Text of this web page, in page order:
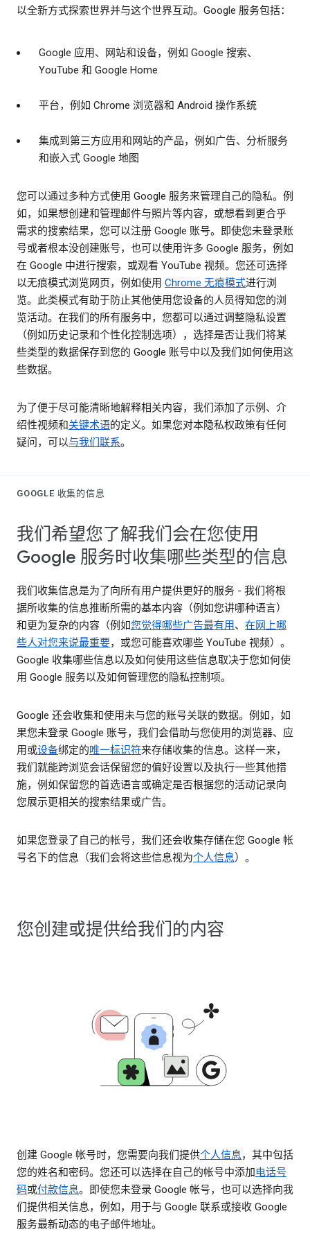
以全新方式探索世界并与这个世界互动。Google 服务包括：
Google 应用、网站和设备，例如 Google 搜索、
YouTube 和 Google Home
平台，例如 Chrome 浏览器和 Android 操作系统
集成到第三方应用和网站的产品，例如广告、分析服务
和嵌入式 Google 地图
您可以通过多种方式使用 Google 服务来管理自己的隐私。例
如，如果想创建和管理邮件与照片等内容，或想看到更合乎
需求的搜索结果，您可以注册 Google 账号。即使您未登录账
号或者根本没创建账号，也可以使用许多 Google 服务，例如
在 Google 中进行搜索，或观看 YouTube 视频。您还可选择
以无痕模式浏览网页，例如使用 Chrome 无痕模式进行浏
览。此类模式有助于防止其他使用您设备的人员得知您的浏
览活动。在我们的所有服务中，您都可以通过调整隐私设置
（例如历史记录和个性化控制选项），选择是否让我们将某
些类型的数据保存到您的 Google 账号中以及我们如何使用这
些数据。
为了便于尽可能清晰地解释相关内容，我们添加了示例、介
绍性视频和关键术语的定义。如果您对本隐私权政策有任何
疑问，可以与我们联系。
GOOGLE 收集的信息
我们希望您了解我们会在您使用
Google 服务时收集哪些类型的信息
我们收集信息是为了向所有用户提供更好的服务 - 我们将根
据所收集的信息推断所需的基本内容（例如您讲哪种语言）
和更为复杂的内容（例如您觉得哪些广告最有用、 在网上哪
些人对您来说最重要，或您可能喜欢哪些 YouTube 视频）。
Google 收集哪些信息以及如何使用这些信息取决于您如何使
用 Google 服务以及如何管理您的隐私控制项。
Google 还会收集和使用未与您的账号关联的数据。例如，如
果您未登录 Google 账号，我们会借助与您使用的浏览器、应
用或设备绑定的唯一标识符来存储收集的信息。这样一来，
我们就能跨浏览会话保留您的偏好设置以及执行一些其他措
施，例如保留您的首选语言或确定是否根据您的活动记录向
您展示更相关的搜索结果或广告。
如果您登录了自己的帐号，我们还会收集存储在您 Google 帐
号名下的信息（我们会将这些信息视为个人信息）。
您创建或提供给我们的内容
创建 Google 帐号时，您需要向我们提供个人信息，其中包括
您的姓名和密码。您还可以选择在自己的帐号中添加电话号
码或付款信息。即使您未登录 Google 帐号，也可以选择向我
们提供相关信息，例如，用于与 Google 联系或接收 Google
服务最新动态的电子邮件地址。